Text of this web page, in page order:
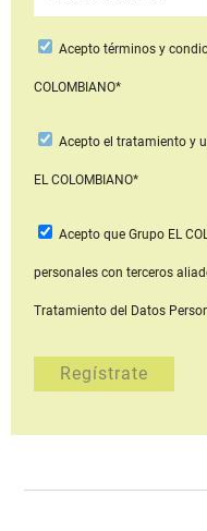
Aceptotérminos y
COLOMBIANO*
Acepto el tratamiento y
EL COLOMBIANO*
Acepto que Grupo EL
personales con terceros
Tratamiento del Datos